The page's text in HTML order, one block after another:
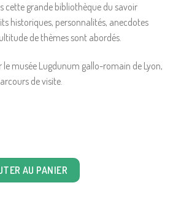
cette grande bibliothèque du savoir
historiques, personnalités, anecdotes
de thèmes sont abordés.
musée Lugdunum gallo-romain de Lyon,
de visite.
n°129: Le musée gallo-romain
AU PANIER